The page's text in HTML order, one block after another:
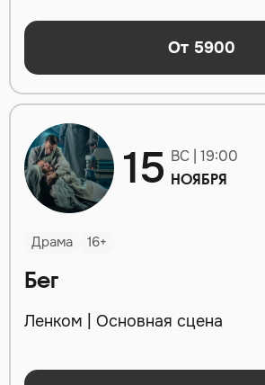
От 5900
15 ВС | 19:00
НОЯБРЯ
Драма 16+
Бег
Ленком | Основная сцена